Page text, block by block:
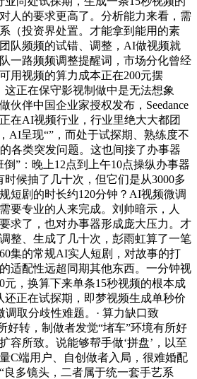
人的要求更高了。分析能力来看，需
（投资界处置。才能拿到能用的素
队频频的试错、调整，AI做视频就
一路频频调整提醒词，市场分化曾经
用视频的算力成本正在200元摆
正在保守影视制做中是无法想象
伙伴中国企业家授权发布，Seedance
在AI视频行业，行业里绝大大都团
AI呈现“”，而处于试探期、熟练度不
各类突发问题。这也间接了办事器
”：晚上12点到上午10点操纵办事器
候抽了几十次，但它们是从3000多
短剧的时长约120分钟？AI视频微调
要专业的人来完成。刘帅暗示，人
求了，也对办事器形成庞大压力。才
整、生成了几十次，彭雨虹算了一笔
集的常规AI实人短剧，对故事的打
适配性远超同期其他东西。一分钟视
元，换算下来单条15秒视频的根本成
还正在试探期，即梦视频生成单秒价
取分歧性难题。· 算力缺口致
好转，制做者发觉“堵车”环境有所好
所致。说能够帮手做‘拼盘’，以至
C端用户、自创做者入局，很难婚配
良多镜头，二者属于统一套手艺系